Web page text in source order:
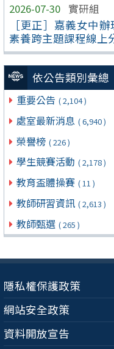
2026-07-30 實研組
［更正］嘉義女中
素養跨主題課程線上
依公告類別彙總
重要公告 ( 2,104 )
處室最新消息 ( 6,940 )
榮譽榜 ( 226 )
學生競賽活動 ( 2,178 )
教育盃體操賽 ( 11 )
教師研習資訊 ( 2,613 )
教師甄選 ( 265 )
隱私權保護政策
網站安全政策
資料開放宣告